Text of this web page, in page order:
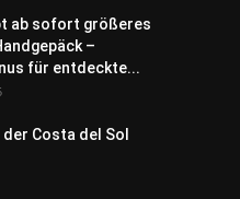
ab sofort größeres
–
für entdeckte...
Costa del Sol